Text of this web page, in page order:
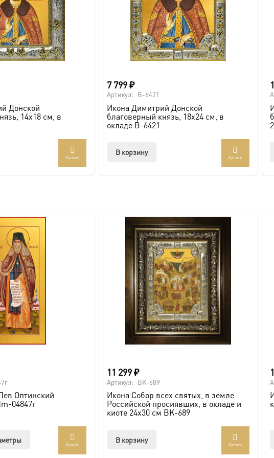
Икона в киоте — это инвестиция в духовное наследие вашей семьи.
ikonaspas
для вас и ваших потомков.
Донской
14х18 см, в
Купить
7 799₽
Артикул: B-6421
Икона Димитрий Донской
благоверный князь, 18х24 см, в
окладе B-6421
В корзину
Купить
Оптинский
04847г
Купить
11 299₽
Артикул: BK-689
Икона Собор всех святых, в земле
Российской просиявших, в окладе и
киоте 24х30 см BK-689
В корзину
Купить